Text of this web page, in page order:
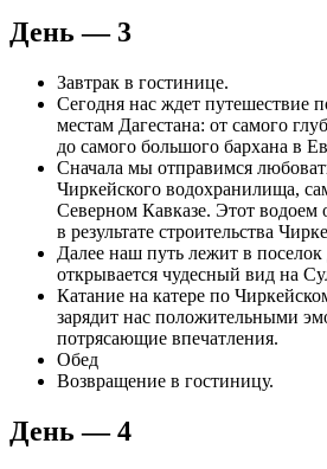
День — 3
Завтрак в гостинице.
Сегодня нас ждет путешествие
местам Дагестана: от самого
до самого большого бархана в
Сначала мы отправимся
Чиркейского водохранилища,
Северном Кавказе. Этот водоем
в результате строительства
Далее наш путь лежит в
открывается чудесный вид на
Катание на катере по
зарядит нас положительными
потрясающие впечатления.
Обед
Возвращение в гостиницу.
День — 4